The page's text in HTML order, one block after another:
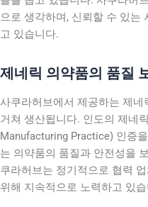
으로 생각하며, 신뢰할 수 있는
고 있습니다.
제네릭 의약품의 품질
사쿠라허브에서 제공하는 제
거쳐 생산됩니다. 인도의 제네
Manufacturing Practice) 인증
는 의약품의 품질과 안전성을
쿠라허브는 정기적으로 협력
위해 지속적으로 노력하고 있